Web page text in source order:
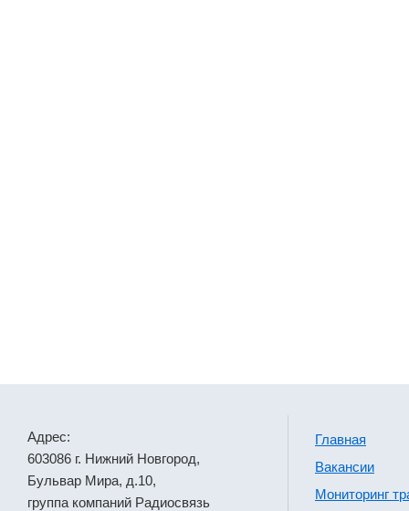
Адрес:
603086 г. Нижний Новгород,
Бульвар Мира, д.10,
группа компаний Радиосвязь
Главная
Вакансии
Мониторинг